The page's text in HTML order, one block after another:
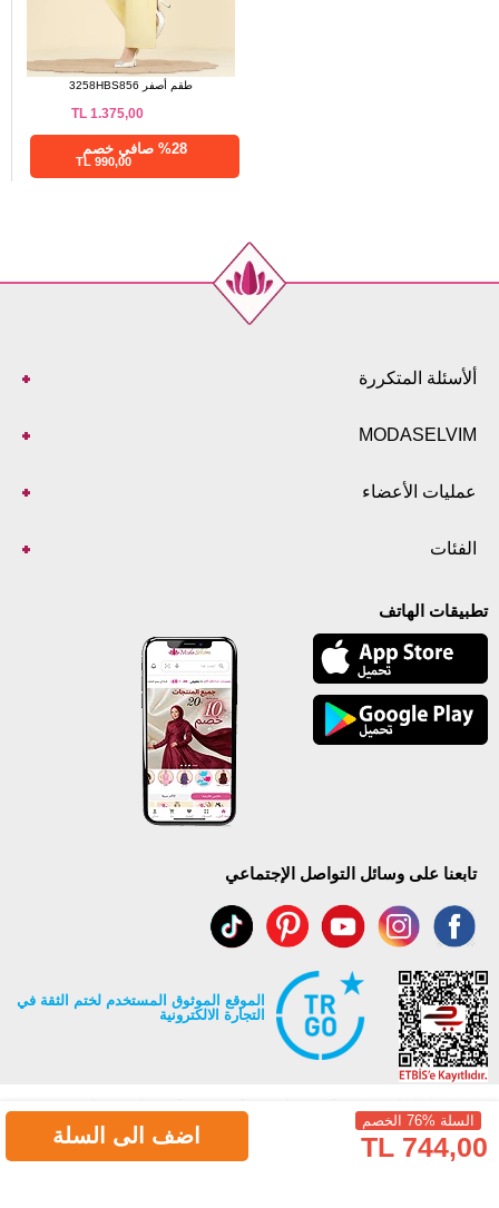
99
99
99
السلة %76 الخصم
744,00 TL اضف الى السلة
طقم أصفر 3258HBS856
1.375,00
%28 صافي خصم
990,00 TL
ألأسئلة المتكررة
MODASELVIM
عمليات الأعضاء
الفئات
تطبيقات الهاتف
تابعنا على وسائل التواصل الإجتماعي
الموقع الموثوق المستخدم لختم الثقة في
التجارة الالكترونية
جميع حقوق Modaselvim محفوظة ©2026